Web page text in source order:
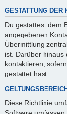
GESTATTUNG DER
Du gestattest dem
angegebenen
Übermittlung
ist. Darüber hinaus
kontaktieren,
gestattet hast.
Diese Richtlinie